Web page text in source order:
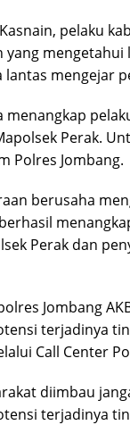
pelaku
yang
lantas mengejar
menangkap
Perak.
Polres Jombang.
berusaha
Perak dan
Jombang
terjadinya
Call Center
diimbau
terjadinya